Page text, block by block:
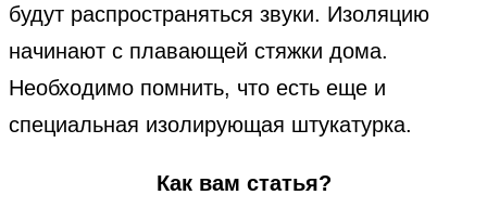
будут распространяться звуки. Изоляцию
начинают с плавающей стяжки дома.
Необходимо помнить, что есть еще и
специальная изолирующая штукатурка.
Как вам статья?